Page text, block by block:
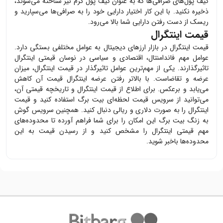
ذخیره نکنید. با این کار اختیار دارایی خود را به صرافی‌ها می‌سپارید و
ریسک از دست رفتن دارایی شما بالا می‌رود.
قیمت اینتگرال
قیمت اینتگرال در بازار ارزهای دیجیتال به عوامل مختلفی بستگی دارد.
عوامل مهم فاندامنتال، اقتصادی و سیاسی در نوسان قیمتی اینتگرال
تاثیرگذارند. یکی از مهم‌ترین عوامل تاثیرگذار در قیمت اینتگرال، میزان
عرضه و تقاضاست. با بالاتر رفتن عرضه اینتگرالقیمت آن کاهش
می‌یابد و برعکس. برای اطلاع از قیمت اینتگرالو تاریخچه قیمتی آن،
می‌توانید از سرویس قیمت لحظه‌ای بیت برگ استفاده کنید و قیمت
اینتگرال را به صورت دلاری و ریالی دنبال کنید. همچنین سرویس گوش
به زنگ بیت برگ این امکان را برای شما فراهم آورده تا محدوده‌های
مهم قیمتی اینتگرال را مشخص کنید و از رسیدن قیمت به این
محدوده‌ها باخبر شوید.